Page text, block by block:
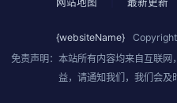
网站地图 最新更新
{websiteName}
免责声明：本站所有内容均来自互联
益，请通知我们，我们会及